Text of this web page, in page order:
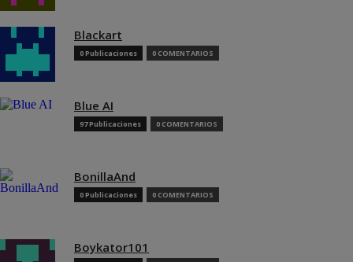
Blackart
0 Publicaciones 0 COMENTARIOS
Blue AI
97 Publicaciones 0 COMENTARIOS
BonillaAnd
0 Publicaciones 0 COMENTARIOS
Boykator101